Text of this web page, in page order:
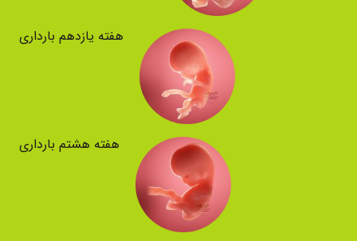
هفته یازدهم بارداری
هفته هشتم بارداری